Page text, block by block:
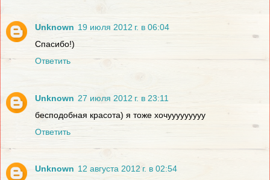
Unknown 19 июля 2012 г. в 06:04
Спасибо!)
Ответить
Unknown 27 июля 2012 г. в 23:11
бесподобная красота) я тоже хочууууууууу
Ответить
Unknown 12 августа 2012 г. в 02:54